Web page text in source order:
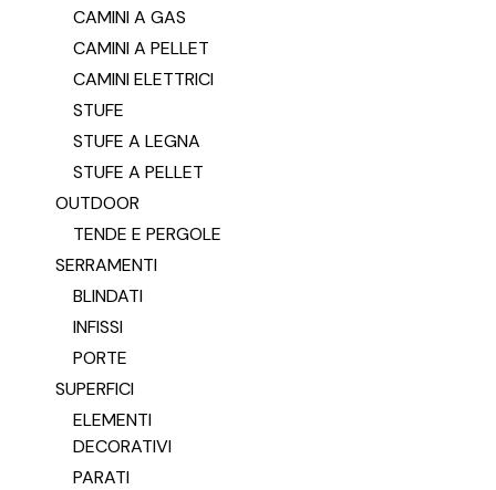
CAMINI A GAS
CAMINI A PELLET
CAMINI ELETTRICI
STUFE
STUFE A LEGNA
STUFE A PELLET
OUTDOOR
TENDE E PERGOLE
SERRAMENTI
BLINDATI
INFISSI
PORTE
SUPERFICI
ELEMENTI
DECORATIVI
PARATI